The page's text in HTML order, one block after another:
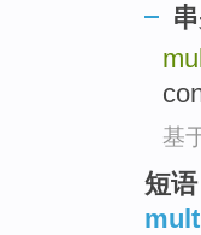
基
短语